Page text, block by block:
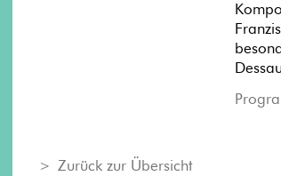
Zurück zur Übersicht